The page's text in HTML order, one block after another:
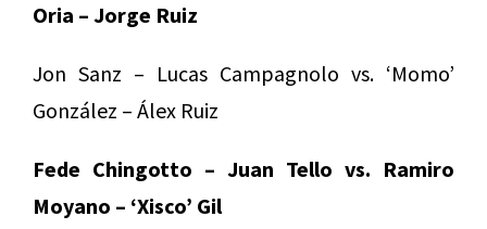
Oria – Jorge Ruiz
Jon Sanz – Lucas Campagnolo vs. ‘Momo’
González – Álex Ruiz
Fede Chingotto – Juan Tello vs. Ramiro
Moyano – ‘Xisco’ Gil